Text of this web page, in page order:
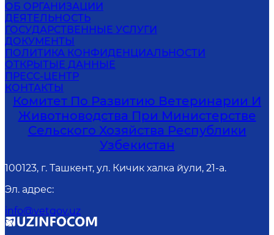
ОБ ОРГАНИЗАЦИИ
ДЕЯТЕЛЬНОСТЬ
ГОСУДАРСТВЕННЫЕ УСЛУГИ
ДОКУМЕНТЫ
ПОЛИТИКА КОНФИДЕНЦИАЛЬНОСТИ
ОТКРЫТЫЕ ДАННЫЕ
ПРЕСС-ЦЕНТР
КОНТАКТЫ
Комитет По Развитию Ветеринарии И
Животноводства При Министерстве
Сельского Хозяйства Республики
Узбекистан
100123, г. Ташкент, ул. Кичик халка йули, 21-а.
Эл. адрес:
info@vetgov.uz